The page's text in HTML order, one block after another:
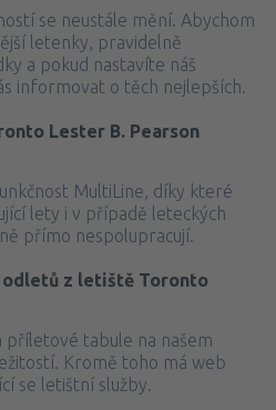
se neustále mění. Abychom
letenky, pravidelně
a pokud nastavíte náš
informovat o těch nejlepších.
Lester B. Pearson
MultiLine, díky které
lety i v případě leteckých
přímo nespolupracují.
z letiště Toronto
příletové tabule na našem
Kromě toho má web
se letištní služby.